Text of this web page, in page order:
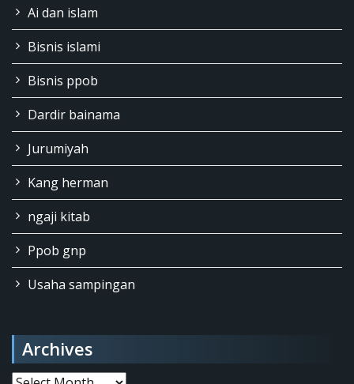
Ai dan islam
Bisnis islami
Bisnis ppob
Dardir bainama
Jurumiyah
Kang herman
ngaji kitab
Ppob gnp
Usaha sampingan
Archives